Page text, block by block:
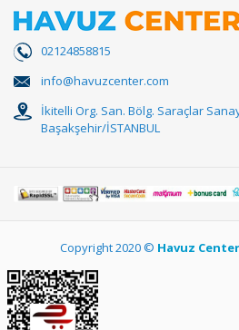
02124858815
info@havuzcenter.com
İkitelli Org. San. Bölg. Saraçlar
Başakşehir/İSTANBUL
Copyright 2020 © Havuz Center